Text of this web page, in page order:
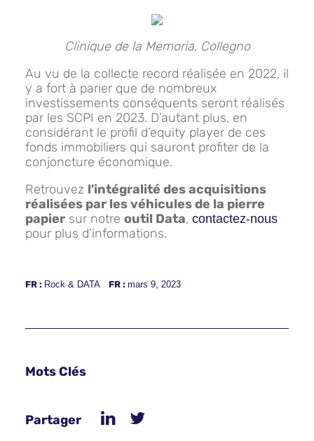
Clinique de la Memoria, Collegno
Au vu de la collecte record réalisée en 2022, il
y a fort à parier que de nombreux
investissements conséquents seront réalisés
par les SCPI en 2023. D’autant plus, en
considérant le profil d’equity player de ces
fonds immobiliers qui sauront profiter de la
conjoncture économique.
Retrouvez l'intégralité des acquisitions
réalisées par les véhicules de la pierre
papier sur notre outil Data, contactez-nous
pour plus d’informations.
FR : Rock & DATA FR : mars 9, 2023
Mots Clés
Partager